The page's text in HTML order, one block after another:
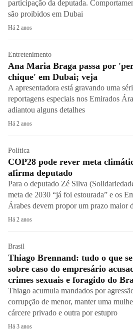
participação da deputada.
são proibidos em Dubai
Há 2 anos
Entretenimento
Ana Maria Braga passa por
chique' em Dubai; veja
A apresentadora está gravando uma
reportagens especiais nos Emirados
adiantou alguns detalhes
Há 2 anos
Política
COP28 pode rever meta
afirma deputado
Para o deputado Zé Silva
meta de 2030 “já foi estourada” e os
Árabes devem propor um prazo maior
Há 2 anos
Brasil
Thiago Brennand: tudo o que se
sobre caso do empresário
crimes sexuais e foragido do
Thiago acumula mandados por
corrupção de menor, manter uma
cárcere privado e outra por estupro
Há 3 anos